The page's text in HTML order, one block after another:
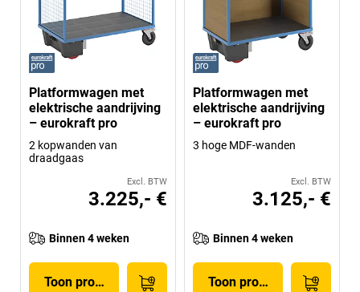
Platformwagen met
elektrische aandrijving
– eurokraft pro
2 kopwanden van
draadgaas
Excl. BTW
3.225,- €
Binnen 4 weken
Toon product
Platformwagen met
elektrische aandrijving
– eurokraft pro
3 hoge MDF-wanden
Excl. BTW
3.125,- €
Binnen 4 weken
Toon product